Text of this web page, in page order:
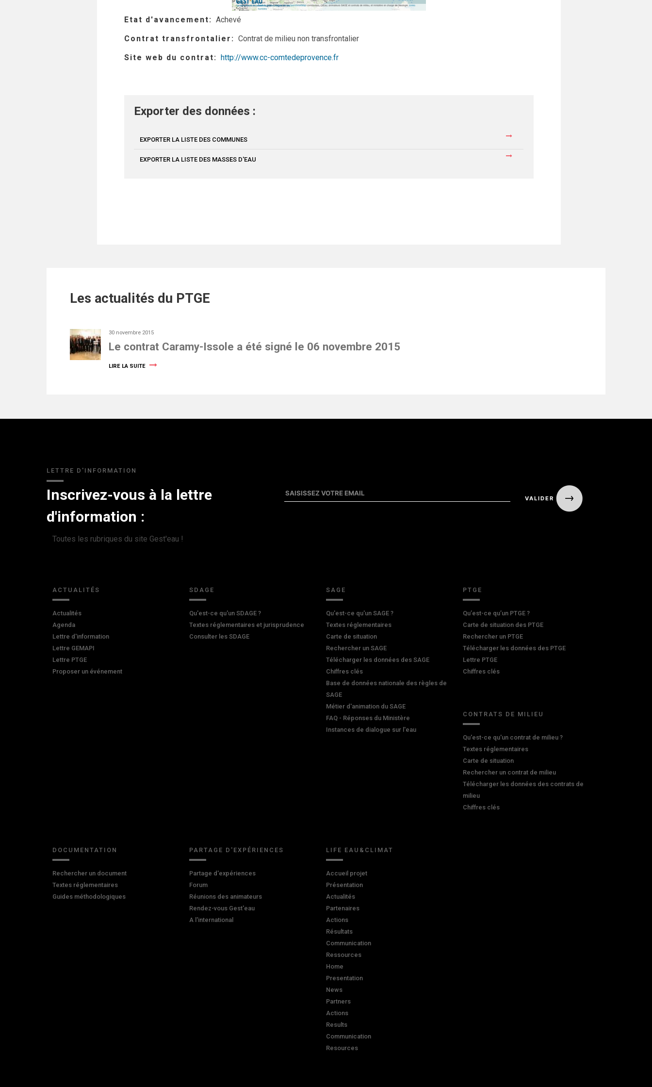
Etat d'avancement Achevé
Contrat transfrontalier Contrat de milieu non transfrontalier
Site web du contrat http://www.cc-comtedeprovence.fr
Exporter des données :
EXPORTER LA LISTE DES COMMUNES
EXPORTER LA LISTE DES MASSES D'EAU
Les actualités du PTGE
30 novembre 2015
Le contrat Caramy-Issole a été signé le 06 novembre 2015
LIRE LA SUITE
LETTRE D'INFORMATION
Inscrivez-vous à la lettre
d'information :
Toutes les rubriques du site Gest'eau !
ACTUALITÉS
Actualités
Agenda
Lettre d'information
Lettre GEMAPI
Lettre PTGE
Proposer un événement
SDAGE
Qu'est-ce qu'un SDAGE ?
Textes réglementaires et jurisprudence
Consulter les SDAGE
SAGE
Qu'est-ce qu'un SAGE ?
Textes réglementaires
Carte de situation
Rechercher un SAGE
Télécharger les données des SAGE
Chiffres clés
Base de données nationale des règles de
SAGE
Métier d'animation du SAGE
FAQ - Réponses du Ministère
Instances de dialogue sur l'eau
PTGE
Qu’est-ce qu’un PTGE ?
Carte de situation des PTGE
Rechercher un PTGE
Télécharger les données des PTGE
Lettre PTGE
Chiffres clés
CONTRATS DE MILIEU
Qu'est-ce qu'un contrat de milieu ?
Textes réglementaires
Carte de situation
Rechercher un contrat de milieu
Télécharger les données des contrats de
milieu
Chiffres clés
DOCUMENTATION
Rechercher un document
Textes réglementaires
Guides méthodologiques
PARTAGE D'EXPÉRIENCES
Partage d'expériences
Forum
Réunions des animateurs
Rendez-vous Gest'eau
A l'international
LIFE EAU&CLIMAT
Accueil projet
Présentation
Actualités
Partenaires
Actions
Résultats
Communication
Ressources
Home
Presentation
News
Partners
Actions
Results
Communication
Resources